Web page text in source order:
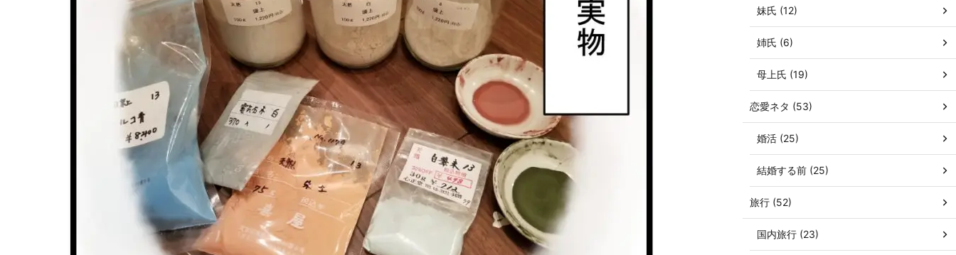
妹氏 (12)
姉氏 (6)
母上氏 (19)
恋愛ネタ (53)
婚活 (25)
結婚する前 (25)
旅行 (52)
国内旅行 (23)